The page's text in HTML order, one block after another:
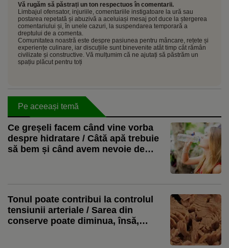
Vă rugăm să păstrați un ton respectuos în comentarii.
Limbajul ofensator, injuriile, comentariile instigatoare la ură sau
postarea repetată și abuzivă a aceluiași mesaj pot duce la ștergerea
comentariului și, în unele cazuri, la suspendarea temporară a
dreptului de a comenta.
Comunitatea noastră este despre pasiunea pentru mâncare, rețete și
experiențe culinare, iar discuțiile sunt binevenite atât timp cât rămân
civilizate și constructive. Vă mulțumim că ne ajutați să păstrăm un
spațiu plăcut pentru toți
Pe aceeași temă
Ce greșeli facem când vine vorba
despre hidratare / Câtă apă trebuie
să bem și când avem nevoie de
Tonul poate contribui la controlul
tensiunii arteriale / Sarea din
conserve poate diminua, însă,